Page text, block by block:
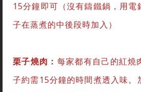
15分鐘即可（沒有鑄鐵鍋，用電
子在蒸煮的中後段時加入）
栗子燒肉： 每家都有自己的紅燒
子約需15分鐘的時間煮透入味。